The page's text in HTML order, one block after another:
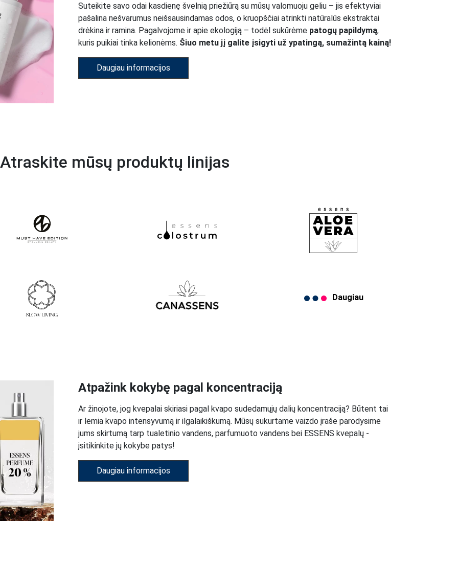
Suteikite savo odai kasdienę švelnią priežiūrą su mūsų valomuoju geliu – jis efektyviai
pašalina nešvarumus neišsausindamas odos, o kruopščiai atrinkti natūralūs ekstraktai
drėkina ir ramina. Pagalvojome ir apie ekologiją – todėl sukūrėme patogų papildymą,
kuris puikiai tinka kelionėms. Šiuo metu jį galite įsigyti už ypatingą, sumažintą kainą!
Daugiau informacijos
Atraskite mūsų produktų linijas
Daugiau
Atpažink kokybę pagal koncentraciją
Ar žinojote, jog kvepalai skiriasi pagal kvapo sudedamųjų dalių koncentraciją? Būtent tai
ir lemia kvapo intensyvumą ir ilgalaikiškumą. Mūsų sukurtame vaizdo įraše parodysime
jums skirtumą tarp tualetinio vandens, parfumuoto vandens bei ESSENS kvepalų -
įsitikinkite jų kokybe patys!
Daugiau informacijos